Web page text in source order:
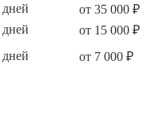
дней
от 35 000 ₽
дней
от 15 000 ₽
дней от 7 000 ₽